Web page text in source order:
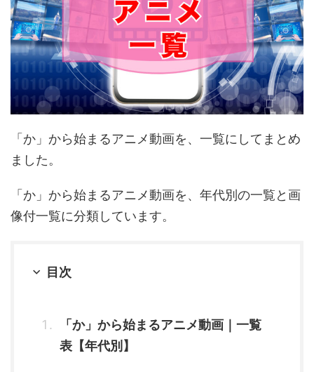
「か」から始まるアニメ動画を、一覧にしてまとめ
ました。
「か」から始まるアニメ動画を、年代別の一覧と画
像付一覧に分類しています。
目次
「か」から始まるアニメ動画｜一覧
表【年代別】